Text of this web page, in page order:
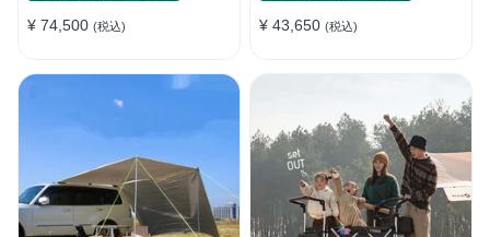
¥ 74,500 (税込) ¥ 43,650 (税込)